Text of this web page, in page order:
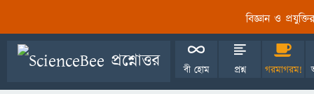
বিজ্ঞান ও
বী হোম প্রশ্ন গরমাগরম!